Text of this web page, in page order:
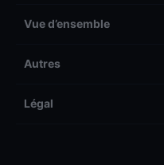
Vue d’ensemble
Autres
Légal